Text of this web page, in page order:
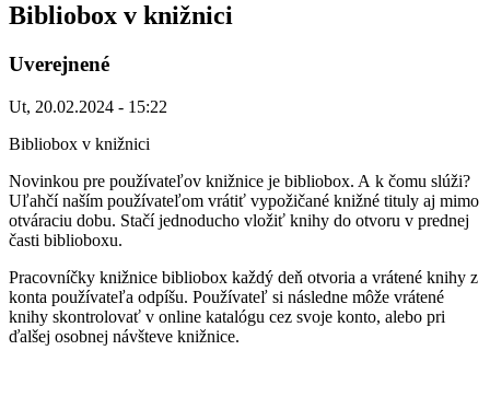
Bibliobox v knižnici
Uverejnené
Ut, 20.02.2024 - 15:22
Bibliobox v knižnici
Novinkou pre používateľov knižnice je bibliobox. A k čomu slúži?
Uľahčí naším používateľom vrátiť vypožičané knižné tituly aj mimo
otváraciu dobu. Stačí jednoducho vložiť knihy do otvoru v prednej
časti biblioboxu.
Pracovníčky knižnice bibliobox každý deň otvoria a vrátené knihy z
konta používateľa odpíšu. Používateľ si následne môže vrátené
knihy skontrolovať v online katalógu cez svoje konto, alebo pri
ďalšej osobnej návšteve knižnice.